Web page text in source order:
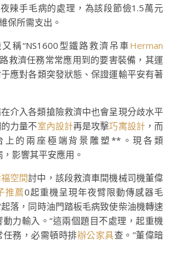
辣手毛病的處理，為該段節儉1.5萬元
保所需支出。
稱“NS1600型鐵路救濟吊車Herman
救濟任務常常應用到的要害裝備，其運
應對各類突發狀態、保證運輸平安有著
介入各類搶險救濟中也會呈現分歧水平
力量不室內設計再是攻擊巧寓設計，而
上的兩座極端背景雕塑**。現各類
，影響其平安應用。
空間討中，該段救濟車間機械司機董偉
推薦0起重機呈現年夜臂限動傳感器毛
落，同時油門踏板毛病致使柴油機轉速
力輸入。“這兩個題目不處理，起重機
務，必需頓時排辦公家具查。”董偉暗